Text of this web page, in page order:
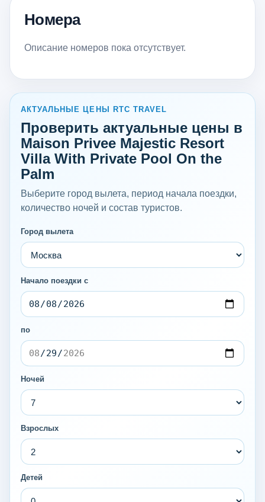
Номера
Описание номеров пока отсутствует.
АКТУАЛЬНЫЕ ЦЕНЫ RTC TRAVEL
Проверить актуальные цены в
Maison Privee Majestic Resort
Villa With Private Pool On the
Palm
Выберите город вылета, период начала поездки,
количество ночей и состав туристов.
Город вылета
Начало поездки с
по
Ночей
Взрослых
Детей